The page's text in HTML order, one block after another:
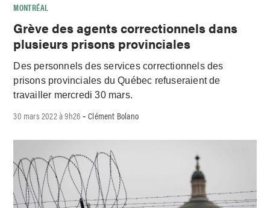
MONTRÉAL
Grève des agents correctionnels dans
plusieurs prisons provinciales
Des personnels des services correctionnels des
prisons provinciales du Québec refuseraient de
travailler mercredi 30 mars.
30 mars 2022 à 9h26 -Clément Bolano